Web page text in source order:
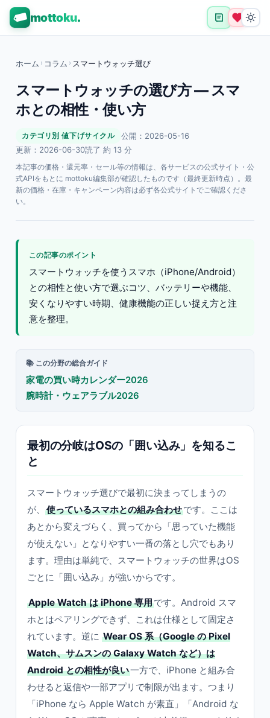
mottoku.
ホーム › コラム › スマートウォッチ選び
スマートウォッチの選び方 — スマ
ホとの相性・使い方
カテゴリ別 値下げサイクル
公開：2026-05-16
更新：2026-06-30読了 約 13 分
本記事の価格・還元率・セール等の情報は、各サービスの公式サイト・公
式APIをもとに mottoku編集部が確認したものです（最終更新時点）。最
新の価格・在庫・キャンペーン内容は必ず各公式サイトでご確認くださ
い。
この記事のポイント
スマートウォッチを使うスマホ（iPhone/Android）
との相性と使い方で選ぶコツ、バッテリーや機能、
安くなりやすい時期、健康機能の正しい捉え方と注
意を整理。
📚 この分野の総合ガイド
家電の買い時カレンダー2026
腕時計・ウェアラブル2026
最初の分岐はOSの「囲い込み」を知るこ
と
スマートウォッチ選びで最初に決まってしまうの
が、
使っているスマホとの組み合わせです。ここは
あとから変えづらく、買ってから「思っていた機能
が使えない」となりやすい一番の落とし穴でもあり
ます。理由は単純で、スマートウォッチの世界はOS
ごとに「囲い込み」が強いからです。
Apple Watch は iPhone 専用です。Android スマ
ホとはペアリングできず、これは仕様として固定さ
れています。逆に Wear OS 系（Google の Pixel
Watch、サムスンの Galaxy Watch など）は
Android との相性が良い一方で、iPhone と組み合
わせると返信や一部アプリで制限が出ます。つまり
「iPhone なら Apple Watch が素直」「Android な